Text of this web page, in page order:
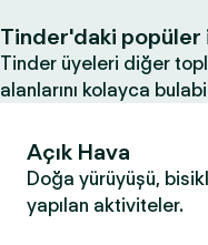
Tinder'daki popüler
Tinder üyeleri diğer
alanlarını kolayca
Açık Hava
Doğa yürüyüşü,
yapılan aktiviteler.